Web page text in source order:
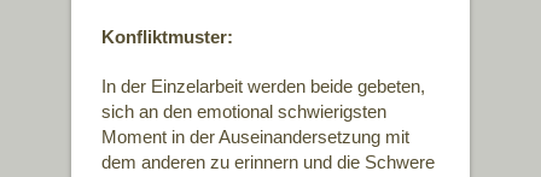
Konfliktmuster:
In der Einzelarbeit werden beide gebeten,
sich an den emotional schwierigsten
Moment in der Auseinandersetzung mit
dem anderen zu erinnern und die Schwere